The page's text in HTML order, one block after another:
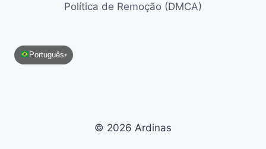
Política de Remoção (DMCA)
Português▾
© 2026 Ardinas